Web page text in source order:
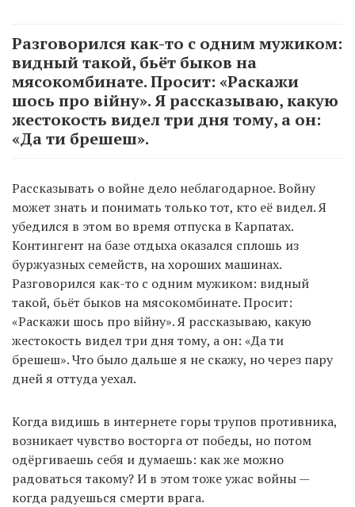
Разговорился как-то с одним мужиком:
видный такой, бьёт быков на
мясокомбинате. Просит: «Раскажи
шось про війну». Я рассказываю, какую
жестокость видел три дня тому, а он:
«Да ти брешеш».
Рассказывать о войне дело неблагодарное. Войну
может знать и понимать только тот, кто её видел. Я
убедился в этом во время отпуска в Карпатах.
Контингент на базе отдыха оказался сплошь из
буржуазных семейств, на хороших машинах.
Разговорился как-то с одним мужиком: видный
такой, бьёт быков на мясокомбинате. Просит:
«Раскажи шось про війну». Я рассказываю, какую
жестокость видел три дня тому, а он: «Да ти
брешеш». Что было дальше я не скажу, но через пару
дней я оттуда уехал.
Когда видишь в интернете горы трупов противника,
возникает чувство восторга от победы, но потом
одёргиваешь себя и думаешь: как же можно
радоваться такому? И в этом тоже ужас войны —
когда радуешься смерти врага.